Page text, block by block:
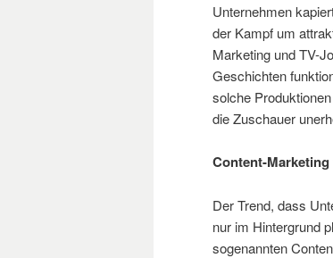
Unternehmen
der Kampf um
Marketing und TV-
Geschichten
solche
die Zuschauer
Content-
Der Trend, dass
nur im Hintergrund
sogenannten